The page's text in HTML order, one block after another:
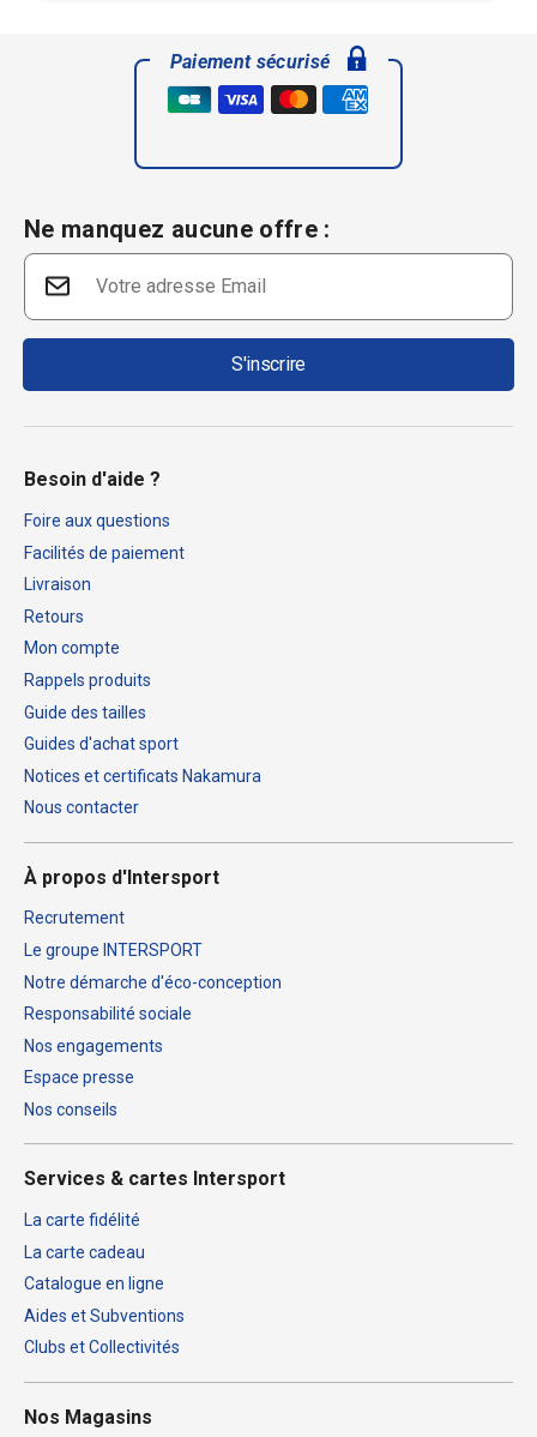
Paiement sécurisé
Ne manquez aucune offre :
S'inscrire
Besoin d'aide ?
Foire aux questions
Facilités de paiement
Livraison
Retours
Mon compte
Rappels produits
Guide des tailles
Guides d'achat sport
Notices et certificats Nakamura
Nous contacter
À propos d'Intersport
Recrutement
Le groupe INTERSPORT
Notre démarche d'éco-conception
Responsabilité sociale
Nos engagements
Espace presse
Nos conseils
Services & cartes Intersport
La carte fidélité
La carte cadeau
Catalogue en ligne
Aides et Subventions
Clubs et Collectivités
Nos Magasins